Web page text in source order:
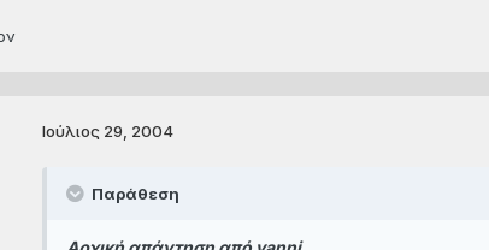
Ιούλιος 29, 2004
Παράθεση